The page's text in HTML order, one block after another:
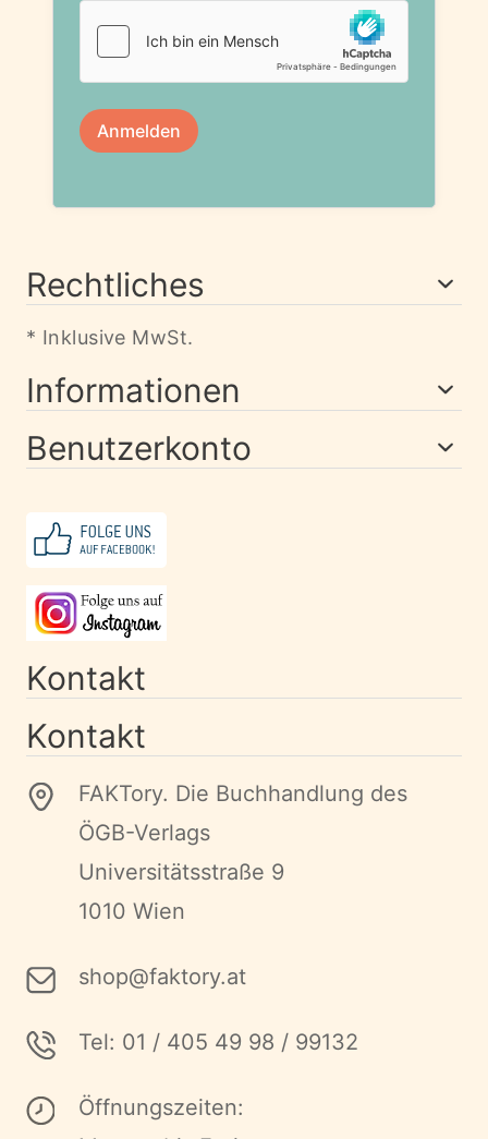
Rechtliches
* Inklusive MwSt.
Informationen
Benutzerkonto
Kontakt
Kontakt
FAKTory. Die Buchhandlung des
ÖGB-Verlags
Universitätsstraße 9
1010 Wien
shop@faktory.at
Tel: 01 / 405 49 98 / 99132
Öffnungszeiten: